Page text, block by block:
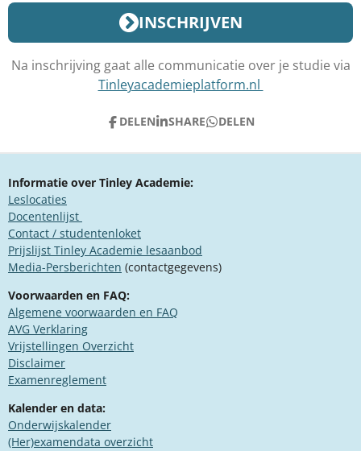
INSCHRIJVEN
Na inschrijving gaat alle communicatie over je studie via
Tinleyacademieplatform.nl
DELEN SHARE DELEN
Informatie over Tinley Academie:
Leslocaties
Docentenlijst
Contact / studentenloket
Prijslijst Tinley Academie lesaanbod
Media-Persberichten (contactgegevens)
Voorwaarden en FAQ:
Algemene voorwaarden en FAQ
​AVG Verklaring
​Vrijstellingen Overzicht
Disclaimer
Examenreglement
Kalender en data:
Onderwijskalender
(Her)examendata overzicht